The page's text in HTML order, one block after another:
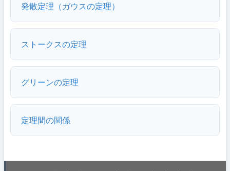
発散定理（ガウスの定理）
ストークスの定理
グリーンの定理
定理間の関係